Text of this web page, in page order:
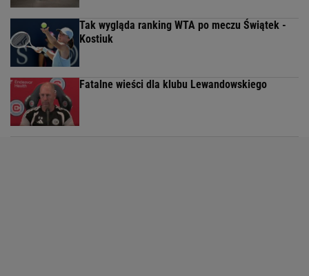
Tak wygląda ranking WTA po meczu Świątek -
Kostiuk
Fatalne wieści dla klubu Lewandowskiego